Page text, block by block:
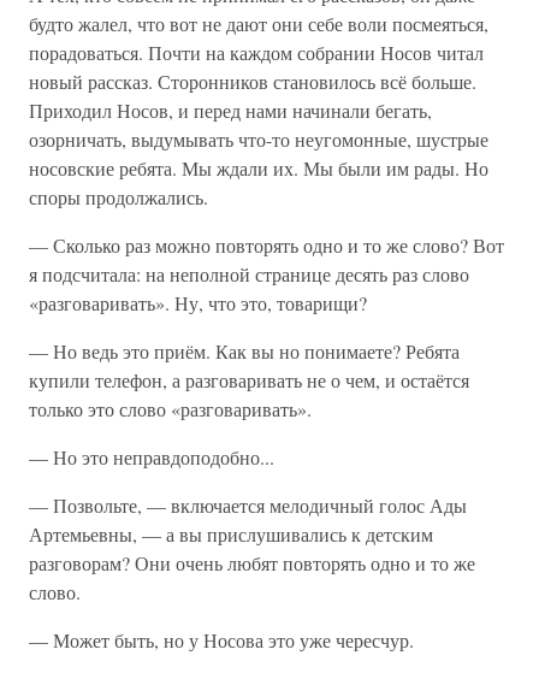
будто жалел, что вот не дают они себе воли посмеяться,
порадоваться. Почти на каждом собрании Носов читал
новый рассказ. Сторонников становилось всё больше.
Приходил Носов, и перед нами начинали бегать,
озорничать, выдумывать что-то неугомонные, шустрые
носовские ребята. Мы ждали их. Мы были им рады. Но
споры продолжались.
— Сколько раз можно повторять одно и то же слово? Вот
я подсчитала: на неполной странице десять раз слово
«разговаривать». Ну, что это, товарищи?
— Но ведь это приём. Как вы но понимаете? Ребята
купили телефон, а разговаривать не о чем, и остаётся
только это слово «разговаривать».
— Но это неправдоподобно...
— Позвольте, — включается мелодичный голос Ады
Артемьевны, — а вы прислушивались к детским
разговорам? Они очень любят повторять одно и то же
слово.
— Может быть, но у Носова это уже чересчур.